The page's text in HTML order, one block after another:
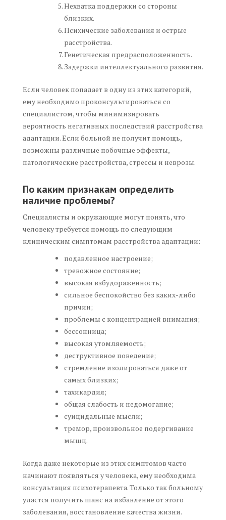
Нехватка поддержки со стороны
близких.
Психические заболевания и острые
расстройства.
Генетическая предрасположенность.
Задержки интеллектуального развития.
Если человек попадает в одну из этих категорий,
ему необходимо проконсультироваться со
специалистом, чтобы минимизировать
вероятность негативных последствий расстройства
адаптации. Если больной не получит помощь,
возможны различные побочные эффекты,
патологические расстройства, стрессы и неврозы.
По каким признакам определить
наличие проблемы?
Специалисты и окружающие могут понять, что
человеку требуется помощь по следующим
клиническим симптомам расстройства адаптации:
подавленное настроение;
тревожное состояние;
высокая взбудораженность;
сильное беспокойство без каких-либо
причин;
проблемы с концентрацией внимания;
бессонница;
высокая утомляемость;
деструктивное поведение;
стремление изолироваться даже от
самых близких;
тахикардия;
общая слабость и недомогание;
суицидальные мысли;
тремор, произвольное подергивание
мышц.
Когда даже некоторые из этих симптомов часто
начинают появляться у человека, ему необходима
консультация психотерапевта. Только так больному
удастся получить шанс на избавление от этого
заболевания, восстановление качества жизни.